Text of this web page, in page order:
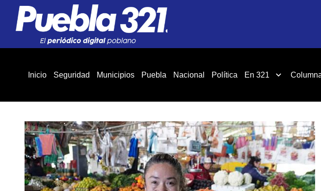
Inicio Seguridad Municipios Puebla Nacional Política En 321